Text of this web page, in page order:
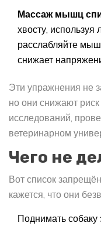
Массаж мышц
хвосту,
расслабляйте
снижает
Эти упражнения не
но они снижают
исследований,
ветеринарном
Чего не
Вот список
кажется, что они
Поднимать